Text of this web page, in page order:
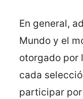
En general,
Mundo y el
otorgado por
cada
participar